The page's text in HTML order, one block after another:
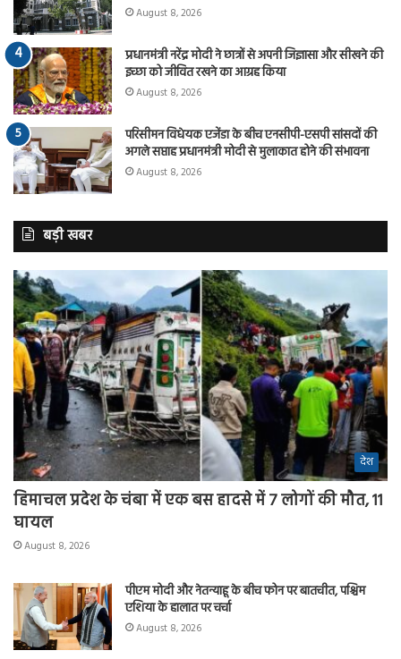
August 8, 2026
प्रधानमंत्री नरेंद्र मोदी ने छात्रों से अपनी जिज्ञासा और सीखने की
इच्छा को जीवित रखने का आग्रह किया
August 8, 2026
परिसीमन विधेयक एजेंडा के बीच एनसीपी-एसपी सांसदों की
अगले सप्ताह प्रधानमंत्री मोदी से मुलाकात होने की संभावना
August 8, 2026
बड़ी खबर
देश
हिमाचल प्रदेश के चंबा में एक बस हादसे में 7 लोगों की मौत, 11
घायल
August 8, 2026
पीएम मोदी और नेतन्याहू के बीच फोन पर बातचीत, पश्चिम
एशिया के हालात पर चर्चा
August 8, 2026